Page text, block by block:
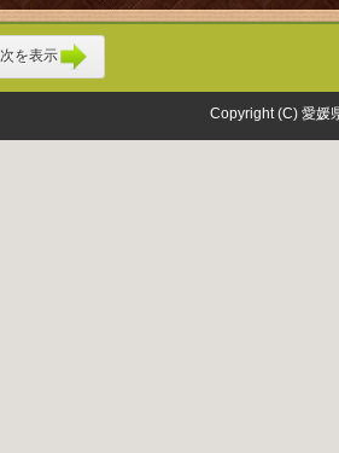
次を表示
Copyright (C) 愛媛